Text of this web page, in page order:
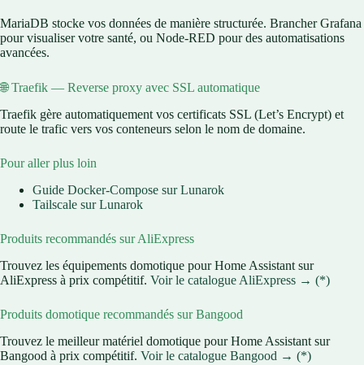
MariaDB stocke vos données de manière structurée. Brancher Grafana
pour visualiser votre santé, ou Node-RED pour des automatisations
avancées.
🌐 Traefik — Reverse proxy avec SSL automatique
Traefik gère automatiquement vos certificats SSL (Let’s Encrypt) et
route le trafic vers vos conteneurs selon le nom de domaine.
Pour aller plus loin
Guide Docker-Compose sur Lunarok
Tailscale sur Lunarok
Produits recommandés sur AliExpress
Trouvez les équipements domotique pour Home Assistant sur
AliExpress à prix compétitif. Voir le catalogue AliExpress → (*)
Produits domotique recommandés sur Bangood
Trouvez le meilleur matériel domotique pour Home Assistant sur
Bangood à prix compétitif. Voir le catalogue Bangood → (*)